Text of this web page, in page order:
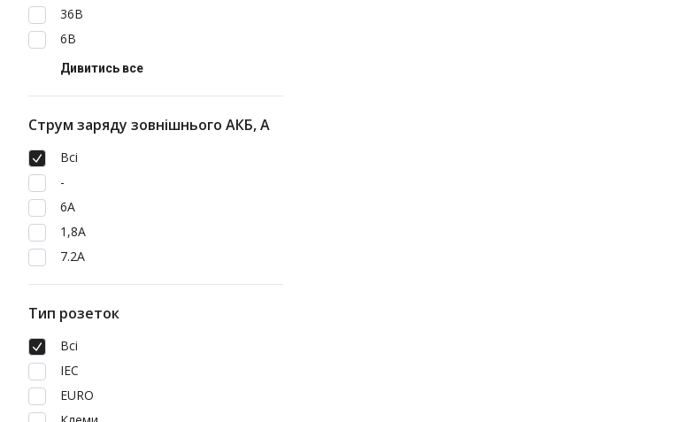
36В
6В
Дивитись все
Струм заряду зовнішнього АКБ, А
Всі
-
6A
1,8А
7.2А
Тип розеток
Всі
IEC
EURO